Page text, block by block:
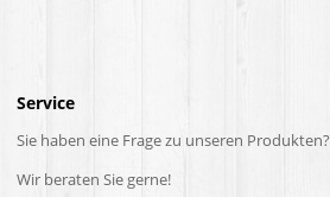
Service
Sie haben eine Frage zu unseren Produkten?
Wir beraten Sie gerne!